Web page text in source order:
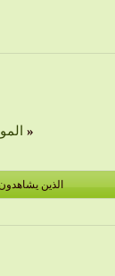
«
الذين